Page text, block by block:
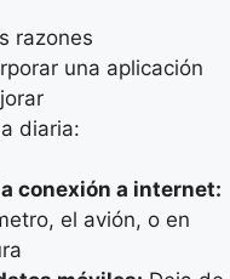
razones
una aplicación
diaria:
conexión a internet:
el avión, o en